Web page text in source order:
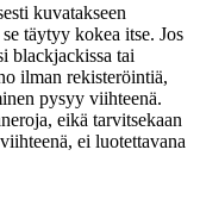
kuvatakseen
täytyy kokea itse. Jos
blackjackissa tai
ilman rekisteröintiä,
pysyy viihteenä.
eikä tarvitsekaan
ei luotettavana